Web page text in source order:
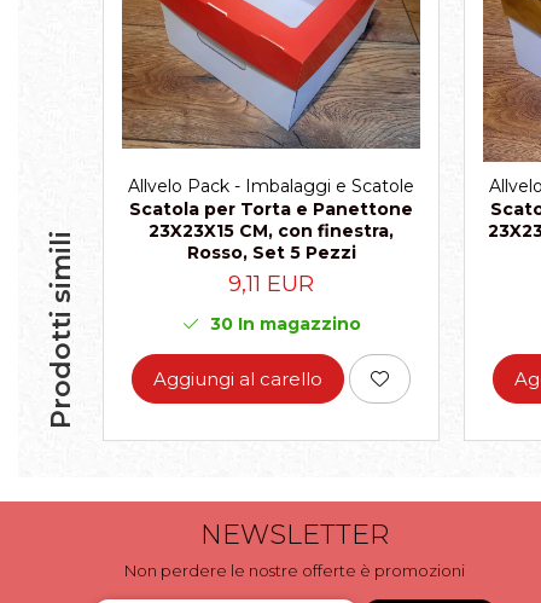
Prodotti simili
Allvelo Pack - Imbalaggi e Scatole
Scatola per Torta e Panettone
23X23X15 CM, con finestra,
Rosso, Set 5 Pezzi
9,11 EUR
30In magazzino
Aggiungi al carello
NEWSLETTER
Non perdere le nostre offerte è promozioni